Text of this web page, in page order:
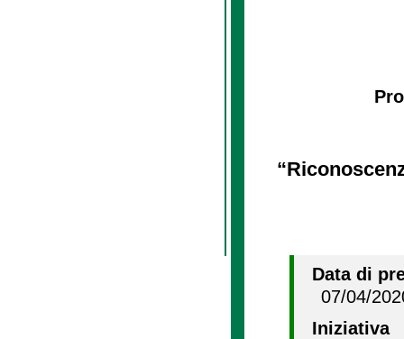
Data di
07/04/
Iniziativa